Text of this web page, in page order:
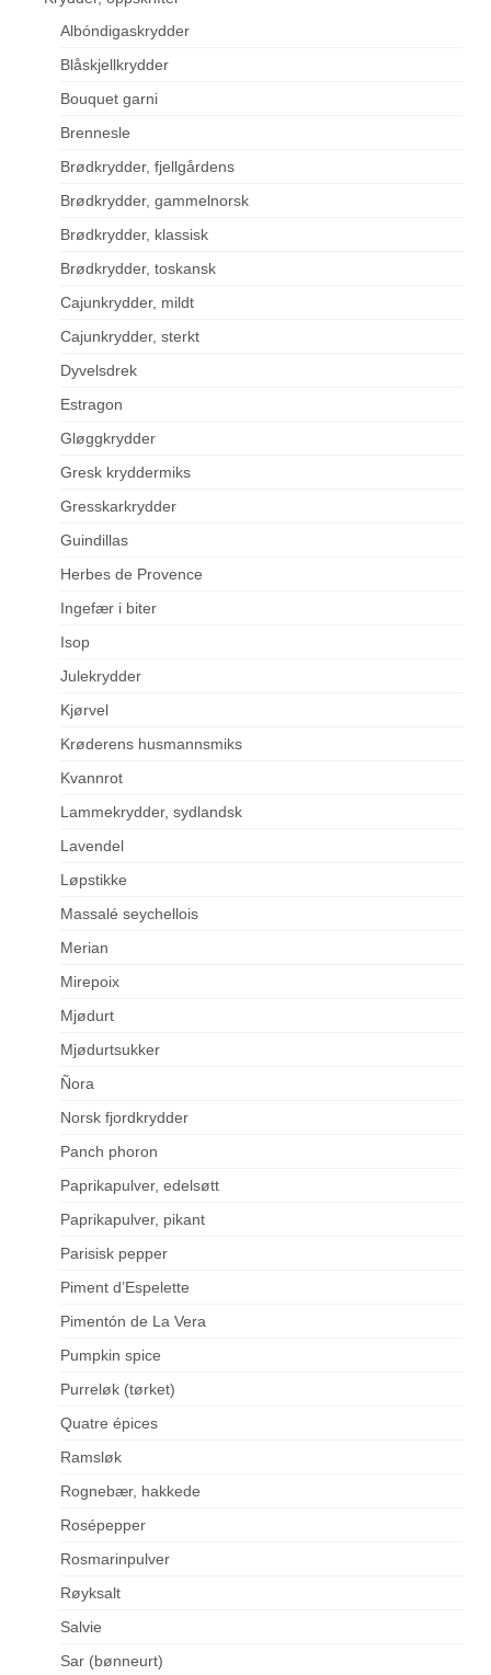
Albóndigaskrydder
Blåskjellkrydder
Bouquet garni
Brennesle
Brødkrydder, fjellgårdens
Brødkrydder, gammelnorsk
Brødkrydder, klassisk
Brødkrydder, toskansk
Cajunkrydder, mildt
Cajunkrydder, sterkt
Dyvelsdrek
Estragon
Gløggkrydder
Gresk kryddermiks
Gresskarkrydder
Guindillas
Herbes de Provence
Ingefær i biter
Isop
Julekrydder
Kjørvel
Krøderens husmannsmiks
Kvannrot
Lammekrydder, sydlandsk
Lavendel
Løpstikke
Massalé seychellois
Merian
Mirepoix
Mjødurt
Mjødurtsukker
Ñora
Norsk fjordkrydder
Panch phoron
Paprikapulver, edelsøtt
Paprikapulver, pikant
Parisisk pepper
Piment d’Espelette
Pimentón de La Vera
Pumpkin spice
Purreløk (tørket)
Quatre épices
Ramsløk
Rognebær, hakkede
Rosépepper
Rosmarinpulver
Røyksalt
Salvie
Sar (bønneurt)